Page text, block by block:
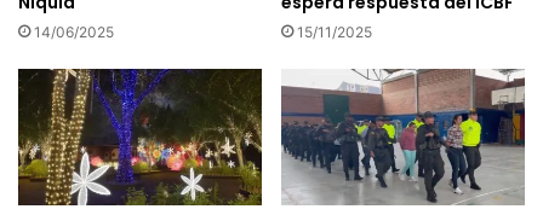
14/06/2025 15/11/2025